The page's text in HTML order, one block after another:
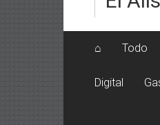
⌂ Todo
Digital